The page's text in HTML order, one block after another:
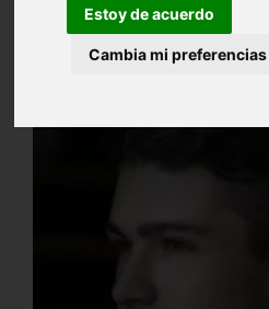
Estoy de acuerdo
Cambia mi preferencias